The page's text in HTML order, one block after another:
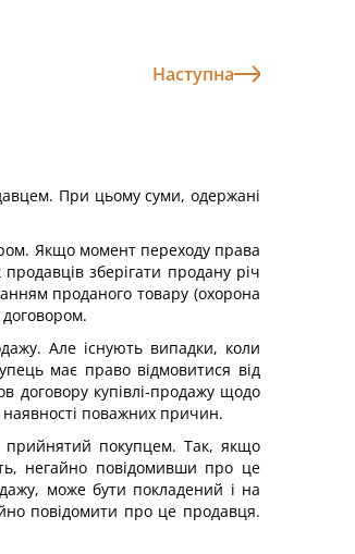
Наступна
При цьому суми, одержані
Якщо момент переходу права
зберігати продану річ
проданого товару (охорона
Але існують випадки, коли
має право відмовитися від
купівлі-продажу щодо
наявності поважних причин.
покупцем. Так, якщо
негайно повідомивши про це
може бути покладений і на
повідомити про це продавця.